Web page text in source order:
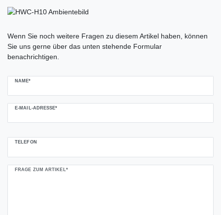
Wenn Sie noch weitere Fragen zu diesem Artikel haben, können
Sie uns gerne über das unten stehende Formular
benachrichtigen.
NAME*
E-MAIL-ADRESSE*
TELEFON
FRAGE ZUM ARTIKEL*